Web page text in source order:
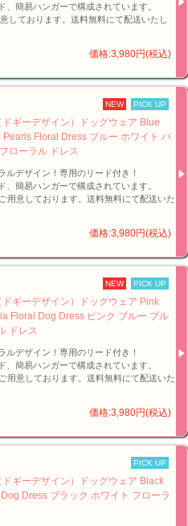
、簡易ハンガーで構成されています。
しております。送料無料にて配送いたし
価格:3,980円(税込)
NEW PICK UP
ギーデザイン）ドッグウェア Blue
Floral Dress ブルー ホワイト パ
ローラル ドレス
ルデザイン！専用のリード付き！
、簡易ハンガーで構成されています。
用意しております。送料無料にて配送いた
価格:3,980円(税込)
NEW PICK UP
ギーデザイン）ドッグウェア Pink
Floral Dog Dress ピンク ブルー プル
ドレス
ルデザイン！専用のリード付き！
、簡易ハンガーで構成されています。
用意しております。送料無料にて配送いた
価格:3,980円(税込)
PICK UP
ギーデザイン）ドッグウェア Black
Dress ブラック ホワイト フローラ